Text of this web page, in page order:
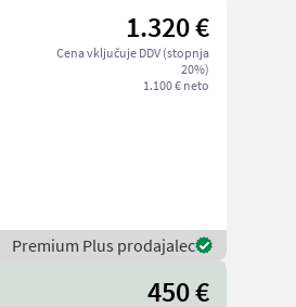
1.320 €
Cena vključuje DDV (stopnja
20%)
1.100 € neto
Premium Plus prodajalec
450 €